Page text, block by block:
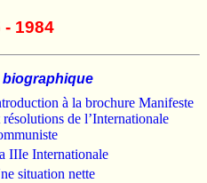
- 1984
biographique
à la brochure Manifeste
résolutions de l’Internationale
IIIe Internationale
situation nette